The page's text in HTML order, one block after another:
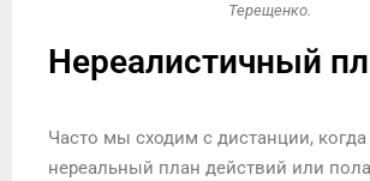
Терещенко.
Нереалистичный
Часто мы сходим с дистанции,
нереальный план действий или